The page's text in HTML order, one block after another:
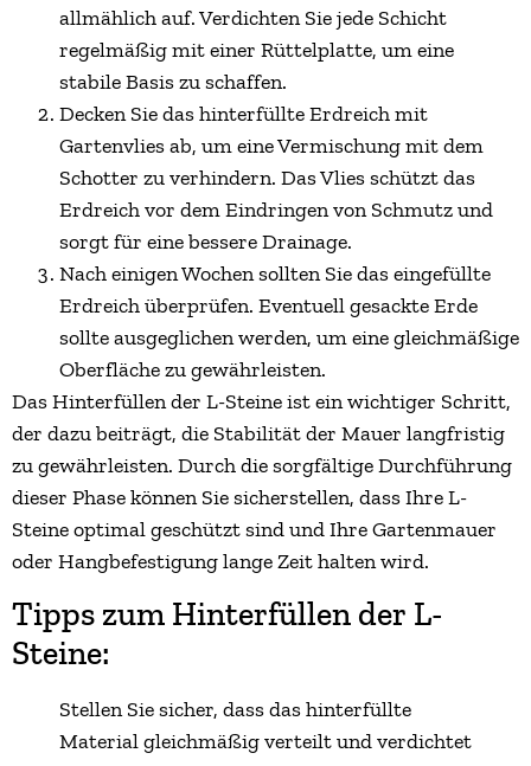
allmählich auf. Verdichten Sie jede Schicht
regelmäßig mit einer Rüttelplatte, um eine
stabile Basis zu schaffen.
Decken Sie das hinterfüllte Erdreich mit
Gartenvlies ab, um eine Vermischung mit dem
Schotter zu verhindern. Das Vlies schützt das
Erdreich vor dem Eindringen von Schmutz und
sorgt für eine bessere Drainage.
Nach einigen Wochen sollten Sie das eingefüllte
Erdreich überprüfen. Eventuell gesackte Erde
sollte ausgeglichen werden, um eine gleichmäßige
Oberfläche zu gewährleisten.
Das Hinterfüllen der L-Steine ist ein wichtiger Schritt,
der dazu beiträgt, die Stabilität der Mauer langfristig
zu gewährleisten. Durch die sorgfältige Durchführung
dieser Phase können Sie sicherstellen, dass Ihre L-
Steine optimal geschützt sind und Ihre Gartenmauer
oder Hangbefestigung lange Zeit halten wird.
Tipps zum Hinterfüllen der L-
Steine:
Stellen Sie sicher, dass das hinterfüllte
Material gleichmäßig verteilt und verdichtet